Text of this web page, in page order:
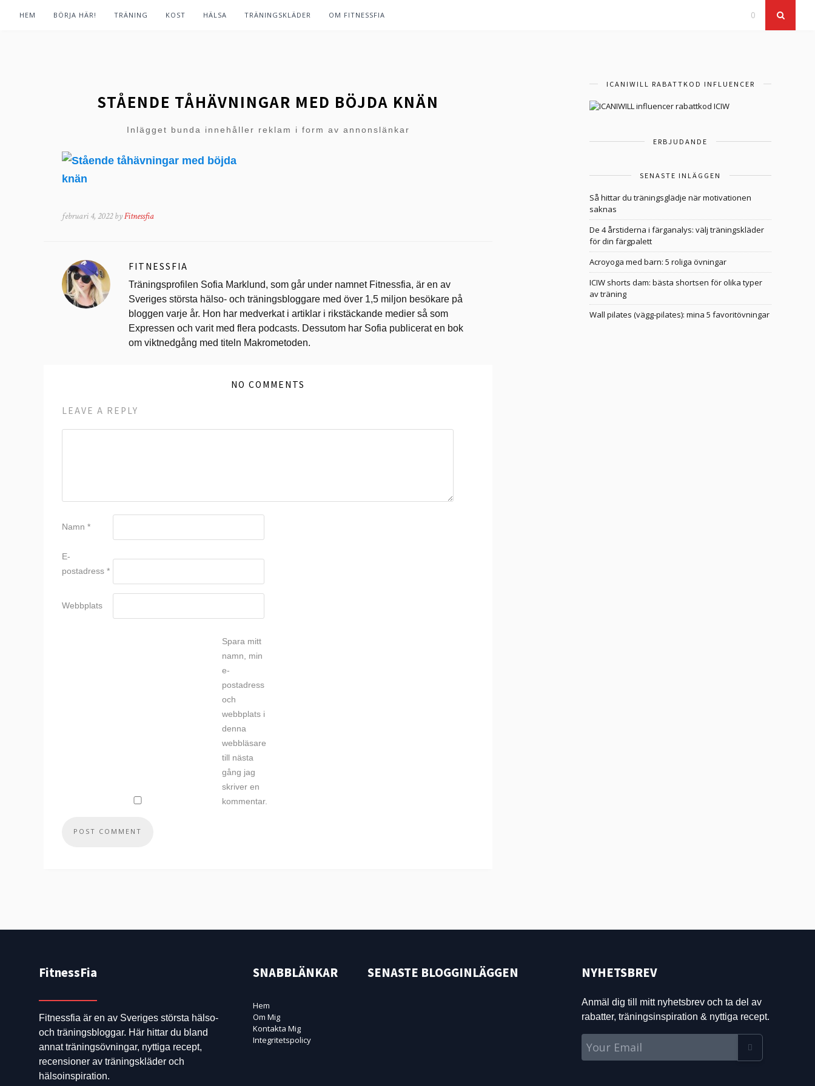
HEM BÖRJA HÄR! TRÄNING KOST HÄLSA TRÄNINGSKLÄDER OM FITNESSFIA 0
STÅENDE TÅHÄVNINGAR MED BÖJDA KNÄN
Inlägget bunda innehåller reklam i form av annonslänkar
februari 4, 2022 byFitnessfia
FITNESSFIA
Träningsprofilen Sofia Marklund, som går under namnet Fitnessfia, är en av
Sveriges största hälso- och träningsbloggare med över 1,5 miljon besökare på
bloggen varje år. Hon har medverkat i artiklar i rikstäckande medier så som
Expressen och varit med flera podcasts. Dessutom har Sofia publicerat en bok
om viktnedgång med titeln Makrometoden.
NO COMMENTS
LEAVE A REPLY
Namn *
E-
postadress *
Webbplats
Spara mitt
namn, min
e-
postadress
och
webbplats i
denna
webbläsare
till nästa
gång jag
skriver en
kommentar.
ICANIWILL RABATTKOD INFLUENCER
ERBJUDANDE
SENASTE INLÄGGEN
Så hittar du träningsglädje när motivationen
saknas
De 4 årstiderna i färganalys: välj träningskläder
för din färgpalett
Acroyoga med barn: 5 roliga övningar
ICIW shorts dam: bästa shortsen för olika typer
av träning
Wall pilates (vägg-pilates): mina 5 favoritövningar
FitnessFia
Fitnessfia är en av Sveriges största hälso-
och träningsbloggar. Här hittar du bland
annat träningsövningar, nyttiga recept,
recensioner av träningskläder och
hälsoinspiration.
SNABBLÄNKAR
Hem
Om Mig
Kontakta Mig
Integritetspolicy
SENASTE BLOGGINLÄGGEN NYHETSBREV
Anmäl dig till mitt nyhetsbrev och ta del av
rabatter, träningsinspiration & nyttiga recept.